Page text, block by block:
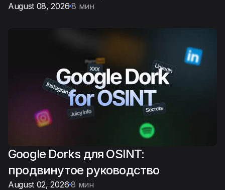
August 08, 2026 8 мин
Google Dorks для OSINT:
продвинутое руководство
August 02, 2026 8 мин